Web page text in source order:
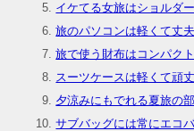
イケてる女旅はショルダ
旅のパソコンは軽くて丈
旅で使う財布はコンパク
スーツケースは軽くて頑
夕涼みにもでれる夏旅の部
サブバッグには常にエコ